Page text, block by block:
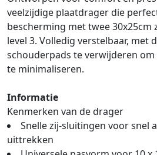
veelzijdige plaatdrager die
bescherming met twee 30x25cm
level 3. Volledig verstelbaar, met
schouderpads te verwijderen
te minimaliseren.
Informatie
Kenmerken van de drager
Snelle zij-sluitingen voor snel
uittrekken